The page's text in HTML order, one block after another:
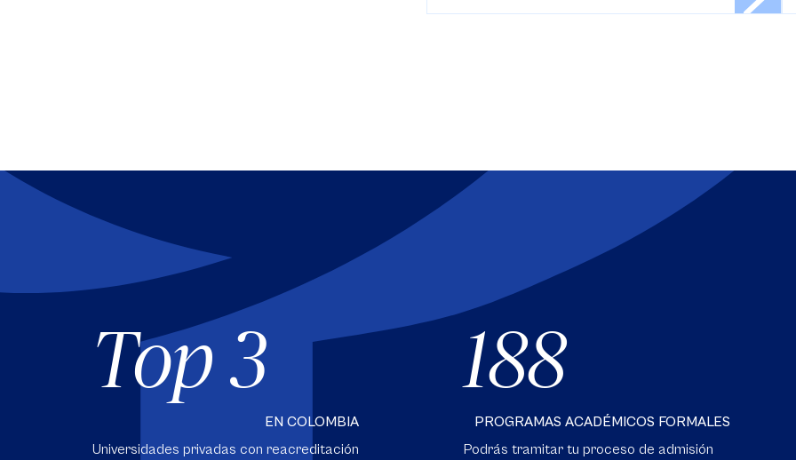
Top 3
EN COLOMBIA
Universidades privadas con reacreditación
188
PROGRAMAS ACADÉMICOS FORMALES
Podrás tramitar tu proceso de admisión